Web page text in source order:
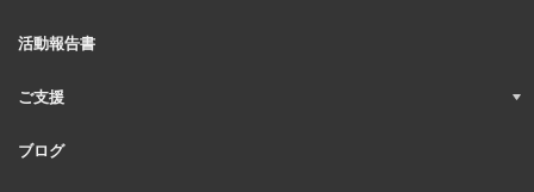
活動報告書
ご支援
ブログ